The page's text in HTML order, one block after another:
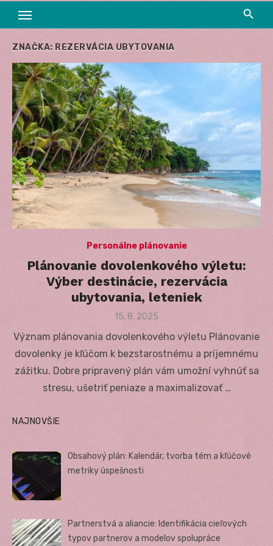
ZNAČKA: REZERVÁCIA UBYTOVANIA
Personálne plánovanie
Plánovanie dovolenkového výletu:
Výber destinácie, rezervácia
ubytovania, leteniek
Posted
15. 8. 2025
Význam plánovania dovolenkového výletu Plánovanie
dovolenky je kľúčom k bezstarostnému a príjemnému
zážitku. Dobre pripravený plán vám umožní vyhnúť sa
stresu, ušetriť peniaze a maximalizovať …
NAJNOVŠIE
Obsahový plán: Kalendár, tvorba tém a kľúčové
metriky úspešnosti
Partnerstvá a aliancie: Identifikácia cieľových
typov partnerov a modelov spolupráce